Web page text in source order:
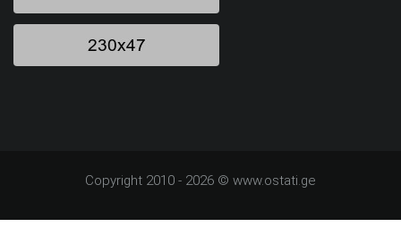
Copyright 2010 - 2026 © www.ostati.ge